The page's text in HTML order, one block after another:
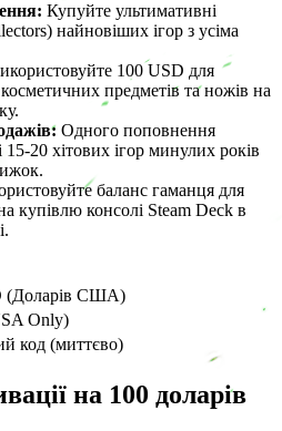
Купуйте ультимативні
найновіших ігор з усіма
100 USD для
предметів та ножів на
Одного поповнення
15-20 хітових ігор минулих років
баланс гаманця для
купівлю консолі Steam Deck в
(Доларів США)
Only)
код (миттєво)
на 100 доларів